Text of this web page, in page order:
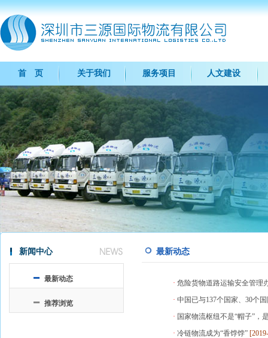
首 页 关于我们 服务项目 人文建设
新闻中心
最新动态
推荐浏览
最新动态
· 危险货物道路运输安全管理
· 中国已与137个国家、30个
· 国家物流枢纽不是“帽子”，
· 冷链物流成为“香饽饽”